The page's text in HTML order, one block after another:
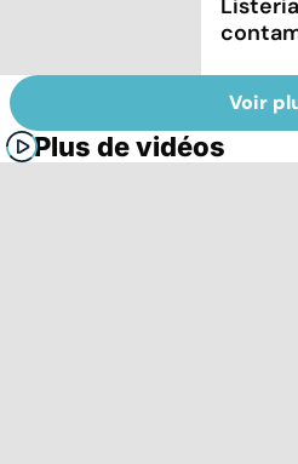
Voir
Plus de vidéos